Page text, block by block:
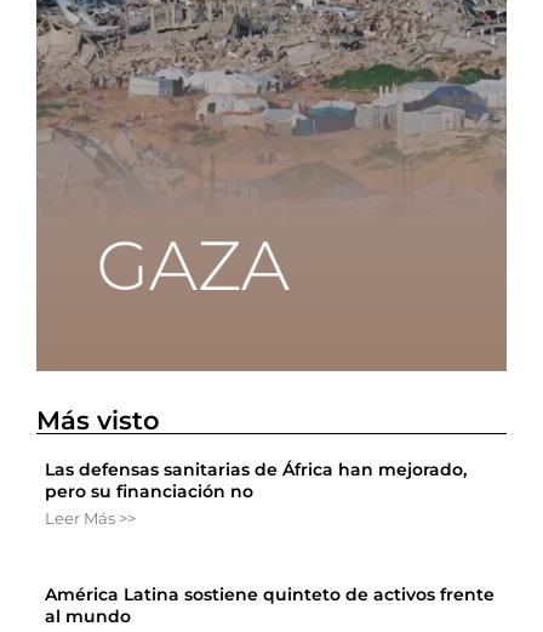
Más visto
Las defensas sanitarias de África han mejorado,
pero su financiación no
Leer Más >>
América Latina sostiene quinteto de activos frente
al mundo